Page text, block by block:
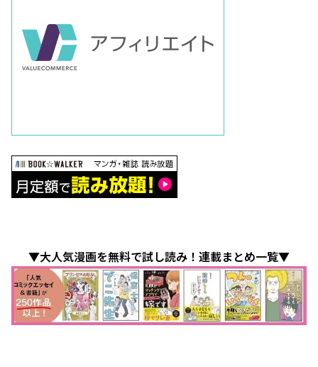
▼大人気漫画を無料で試し読み！連載まとめ一覧▼